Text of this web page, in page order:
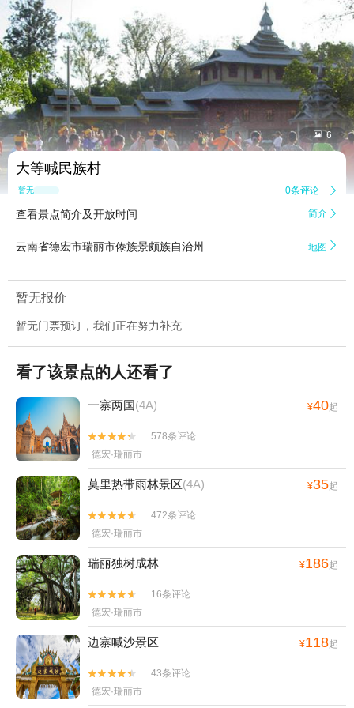
 6
大等喊民族村
暂无点评 0条评论 
查看景点简介及开放时间 简介 
云南省德宏市瑞丽市傣族景颇族自治州 地图 
暂无报价
暂无门票预订，我们正在努力补充
看了该景点的人还看了
一寨两国(4A) ¥40起


578条评论
德宏·瑞丽市
莫里热带雨林景区(4A) ¥35起


472条评论
德宏·瑞丽市
瑞丽独树成林 ¥186起


16条评论
德宏·瑞丽市
边寨喊沙景区 ¥118起


43条评论
德宏·瑞丽市
